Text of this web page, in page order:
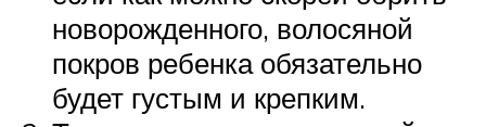
новорожденного, волосяной
покров ребенка обязательно
будет густым и крепким.